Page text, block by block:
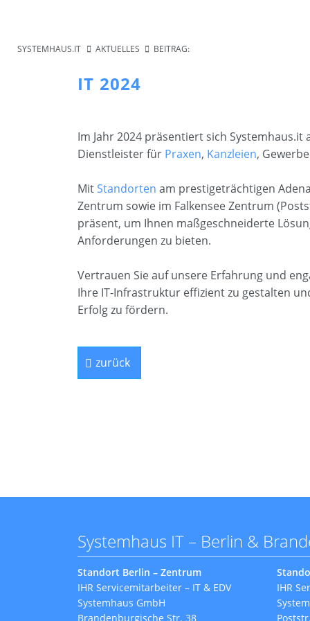
SYSTEMHAUS.IT AKTUELLES BEITRAG:
IT 2024
Im Jahr 2024 präsentiert sich Systemhaus.it
Dienstleister für Praxen, Kanzleien,
MitStandorten am prestigeträchtigen
Zentrum sowie im Falkensee Zentrum
präsent, um Ihnen maßgeschneiderte
Anforderungen zu bieten.
Vertrauen Sie auf unsere Erfahrung und
Ihre IT-Infrastruktur effizient zu gestalten
Erfolg zu fördern.
zurück
Systemhaus IT – Berlin &
Standort Berlin – Zentrum
IHR Servicemitarbeiter – IT & EDV
Systemhaus GmbH
Brandenburgische Str. 38
IHR